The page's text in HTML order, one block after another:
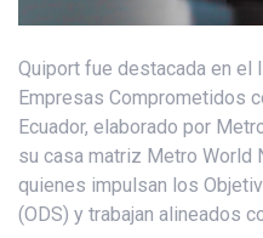
Quiport fue destacada en el
Empresas Comprometidos
Ecuador, elaborado por
su casa matriz Metro World
quienes impulsan los
(ODS) y trabajan alineados